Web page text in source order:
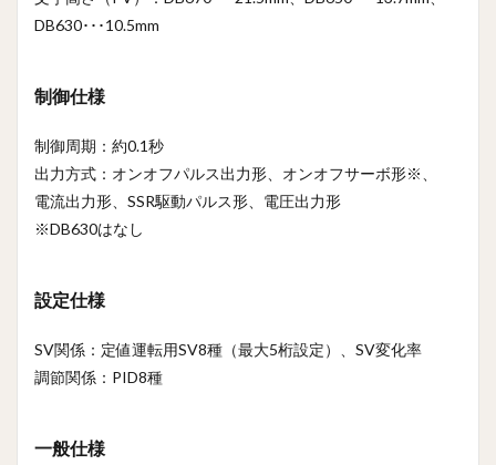
DB630･･･10.5mm
制御仕様
制御周期：約0.1秒
出力方式：オンオフパルス出力形、オンオフサーボ形※、
電流出力形、SSR駆動パルス形、電圧出力形
※DB630はなし
設定仕様
SV関係：定値運転用SV8種（最大5桁設定）、SV変化率
調節関係：PID8種
一般仕様